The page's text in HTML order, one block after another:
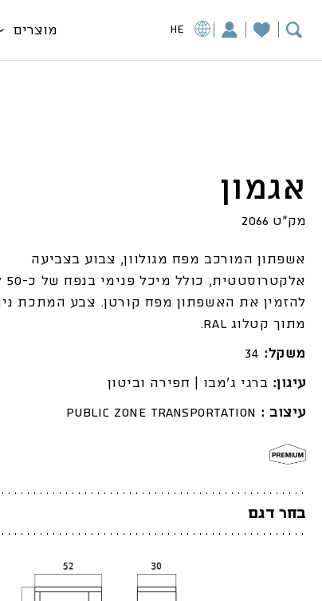
HE מוצרים
אגמון
מק"ט 2066
אשפתון המורכב מפח מגולוון, צבוע בצביעה
להזמין את האשפתון מפח קורטן. צבע המתכת
מתוך קטלוג RAL
.
משקל: 34
עיגון: ברגי ג'מבו | חפירה וביטון
עיצוב : Public Zone Transportation
בחר דגם